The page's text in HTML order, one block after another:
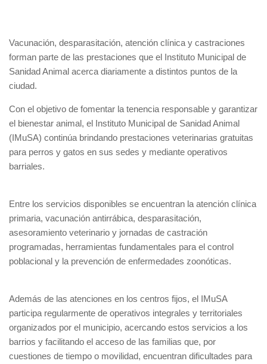
Vacunación, desparasitación, atención clínica y castraciones
forman parte de las prestaciones que el Instituto Municipal de
Sanidad Animal acerca diariamente a distintos puntos de la
ciudad.
Con el objetivo de fomentar la tenencia responsable y garantizar
el bienestar animal, el Instituto Municipal de Sanidad Animal
(IMuSA) continúa brindando prestaciones veterinarias gratuitas
para perros y gatos en sus sedes y mediante operativos
barriales.
Entre los servicios disponibles se encuentran la atención clínica
primaria, vacunación antirrábica, desparasitación,
asesoramiento veterinario y jornadas de castración
programadas, herramientas fundamentales para el control
poblacional y la prevención de enfermedades zoonóticas.
Además de las atenciones en los centros fijos, el IMuSA
participa regularmente de operativos integrales y territoriales
organizados por el municipio, acercando estos servicios a los
barrios y facilitando el acceso de las familias que, por
cuestiones de tiempo o movilidad, encuentran dificultades para